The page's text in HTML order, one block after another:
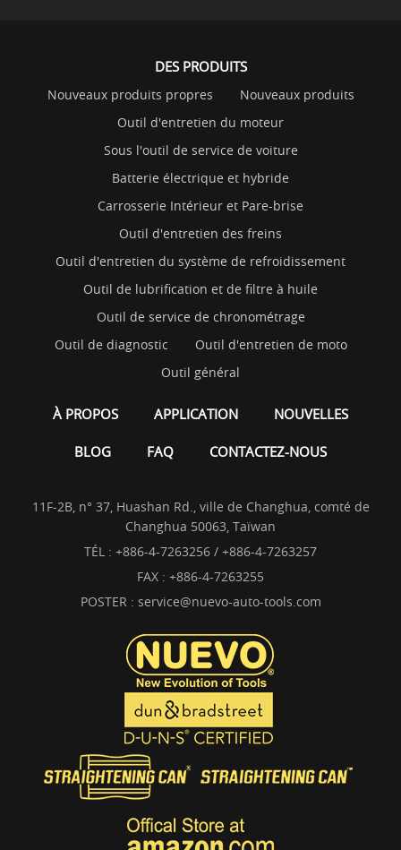
DES PRODUITS
Nouveaux produits propres
Nouveaux produits
Outil d'entretien du moteur
Sous l'outil de service de voiture
Batterie électrique et hybride
Carrosserie Intérieur et Pare-brise
Outil d'entretien des freins
Outil d'entretien du système de refroidissement
Outil de lubrification et de filtre à huile
Outil de service de chronométrage
Outil de diagnostic
Outil d'entretien de moto
Outil général
À PROPOS APPLICATION NOUVELLES
BLOG FAQ CONTACTEZ-NOUS
11F-2B, n° 37, Huashan Rd., ville de Changhua, comté de
Changhua 50063, Taïwan
TÉL : +886-4-7263256 / +886-4-7263257
FAX : +886-4-7263255
POSTER : service@nuevo-auto-tools.com